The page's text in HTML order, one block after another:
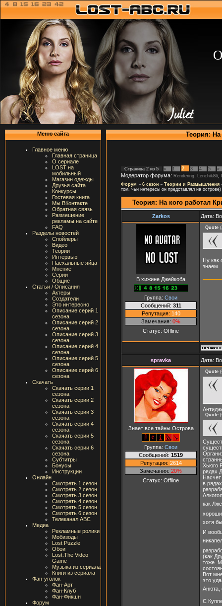
Меню сайта
Главное меню
Главная страница
О сериале
LOST на
мобильный
Магазин одежды
Друзья сайта
Конкурсы
Гостевая книга
Мы ВКонтакте
Обратная связь
Размещение
рекламы на сайте
FAQ
Разделы новостей
Спойлеры
Видео
Теории
Интервью
Пасхальные яйца
Мнение
Серии
Общие
Статьи / Описания
Актеры
Создатели
Это интересно
Описание серий 1
сезона
Описание серий 2
сезона
Описание серий 3
сезона
Описание серий 4
сезона
Описание серий 5
сезона
Описание серий 6
сезона
Скачать
Скачать серии 1
сезона
Скачать серии 2
сезона
Скачать серии 3
сезона
Скачать серии 4
сезона
Скачать серии 5
сезона
Скачать серии 6
сезона
Субтитры
Бонусы
Инструкции
Онлайн
Смотреть 1 сезон
Смотреть 2 сезон
Смотреть 3 сезон
Смотреть 4 сезон
Смотреть 5 сезон
Смотреть 6 сезон
Телеканал ABC
Медиа
Рекламные ролики
Мобизоды
Lost Puzzle
Обои
Lost:The Video
Game
Музыка из сериала
Книги из сериала
Фан-уголок
Фан-Арт
Фан-Клуб
Фан-Фикшн
Форум
Теория:
Страница 2 из 5 « 1 2 3 4 5 »
Модератор форума: Rendering Lenchik86
Форум » 6 сезон » Теории и Размышления
том, чьи интересы он представлял на острове)
Теория: На кого работал
Zarkos Дата:
В хижине Джейкоба
Группа: Свои
Сообщений: 311
Репутация: 140
Замечания: 0%
Статус: Offline
Quote (
Ну как
знаем.
spravka Дата:
Знает все тайны Острова
Группа: Свои
Сообщений: 1519
Репутация: 2614
Замечания: 20%
Статус: Offline
Quote (
Quote (
Хьюго
рядах
в
как
хотя
И
(как
тоже.
Вот
это
Анюта,
С